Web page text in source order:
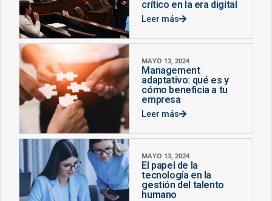
crítico en la era digital
Leer más
MAYO 13, 2024
Management
adaptativo: qué es y
cómo beneficia a tu
empresa
Leer más
MAYO 13, 2024
El papel de la
tecnología en la
gestión del talento
humano